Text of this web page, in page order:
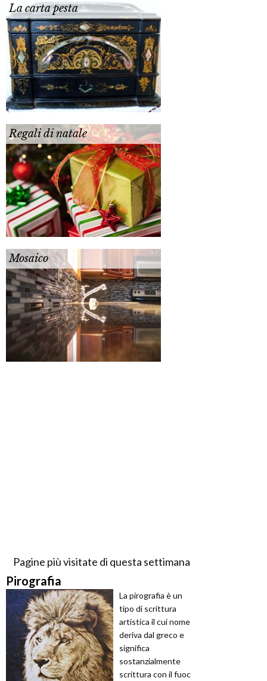
La carta pesta
Regali di natale
Mosaico
Pagine più visitate di questa settimana
Pirografia
La pirografia è un
tipo di scrittura
artistica il cui nome
deriva dal greco e
significa
sostanzialmente
scrittura con il fuoc